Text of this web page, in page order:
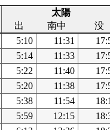
太陽
出 南中
没
5:10 11:31
5:14 11:33
5:22 11:40
5:20 11:38
5:38 11:54
5:59 12:15